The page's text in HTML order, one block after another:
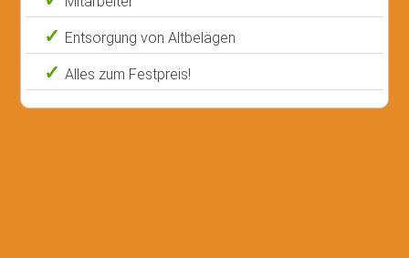
Entsorgung von Altbelägen
Alles zum Festpreis!